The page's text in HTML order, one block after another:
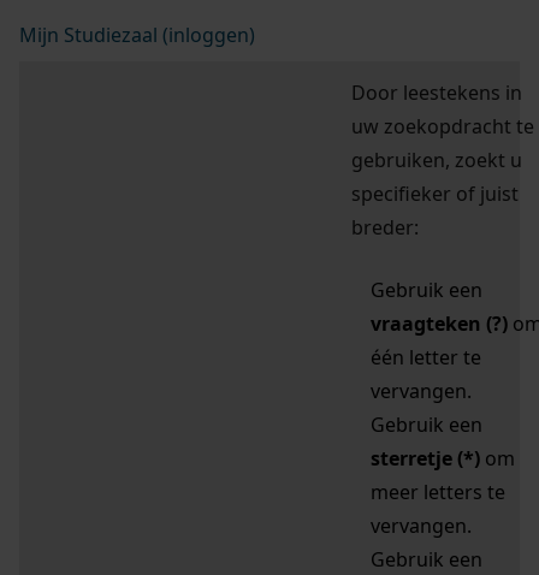
Mijn Studiezaal (inloggen)
Door leestekens in
uw zoekopdracht te
gebruiken, zoekt u
specifieker of juist
breder:
Gebruik een
vraagteken (?)
één letter te
vervangen.
Gebruik een
sterretje (*) om
meer letters te
vervangen.
Gebruik een